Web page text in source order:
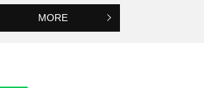
MORE